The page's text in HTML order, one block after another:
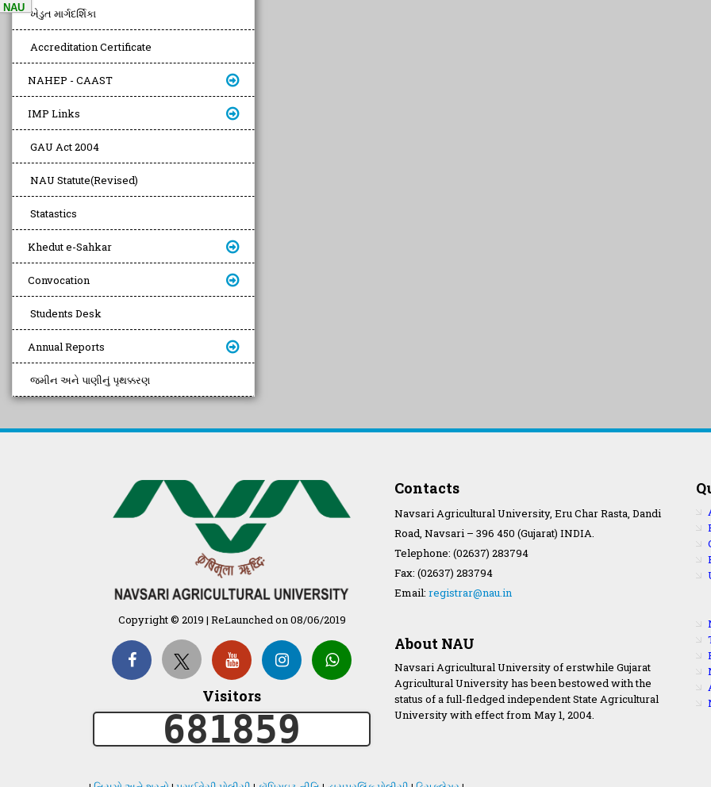
ખેડુત માર્ગદર્શિકા
Accreditation Certificate
NAHEP - CAAST
IMP Links
GAU Act 2004
NAU Statute(Revised)
Statastics
Khedut e-Sahkar
Convocation
Students Desk
Annual Reports
જમીન અને પાણીનું પૃથક્કરણ
Copyright © 2019 | ReLaunched on 08/06/2019
Visitors
681859
Contacts
Navsari Agricultural University, Eru Char Rasta, Dandi
Road, Navsari – 396 450 (Gujarat) INDIA.
Telephone: (02637) 283794
Fax: (02637) 283794
Email: registrar@nau.in
About NAU
Navsari Agricultural University of erstwhile Gujarat
Agricultural University has been bestowed with the
status of a full-fledged independent State Agricultural
University with effect from May 1, 2004.
NAU